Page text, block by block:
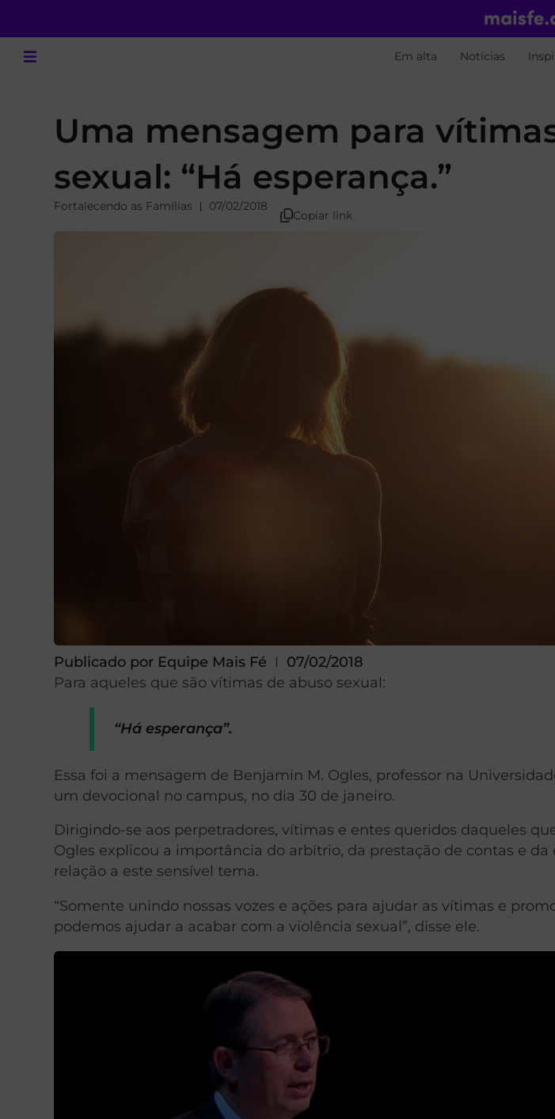
Em alta Notícias
Uma mensagem para
sexual: “Há esperança.”
Fortalecendo as Famílias 07/02/2018
Copiar link
Publicado por Equipe Mais Fé
07/02/2018
Para aqueles que são vítimas de abuso sexual:
“Há esperança”.
Essa foi a mensagem de Benjamin M. Ogles, professor na
um devocional no campus, no dia 30 de janeiro.
Dirigindo-se aos perpetradores, vítimas e entes queridos daqueles
Ogles explicou a importância do arbítrio, da prestação de contas e da
relação a este sensível tema.
“Somente unindo nossas vozes e ações para ajudar as vítimas e
podemos ajudar a acabar com a violência sexual”, disse ele.